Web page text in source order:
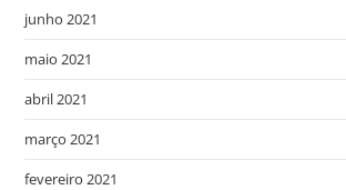
junho 2021
maio 2021
abril 2021
março 2021
fevereiro 2021